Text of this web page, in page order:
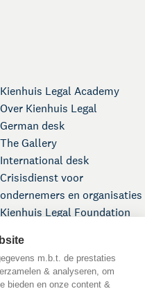
Kienhuis Legal Academy
Over Kienhuis Legal
German desk
The Gallery
International desk
Crisisdienst voor
ondernemers en organisaties
Kienhuis Legal Foundation
m.b.t. de prestaties
& analyseren, om
bieden en onze content &